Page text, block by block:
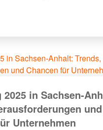
in Sachsen-
und
Unternehmen